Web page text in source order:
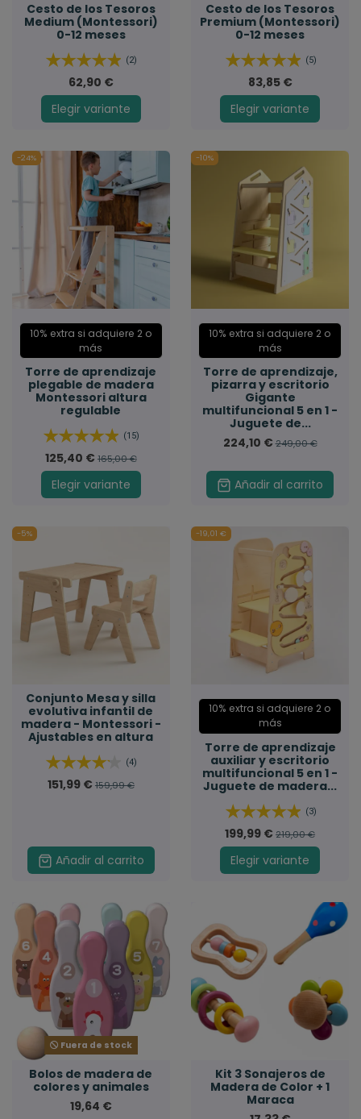
Cesto de los Tesoros
Medium (Montessori)
0-12 meses
(2)
62,90 €
Elegir variante
Cesto de los Tesoros
Premium (Montessori)
0-12 meses
(5)
83,85 €
Elegir variante
-24%
10% extra si adquiere 2 o
más
Torre de aprendizaje
plegable de madera
Montessori altura
regulable
(15)
125,40 € 165,00 €
Elegir variante
-10%
10% extra si adquiere 2 o
más
Torre de aprendizaje,
pizarra y escritorio
Gigante
multifuncional 5 en 1 -
Juguete de...
224,10 €249,00 €
Añadir al carrito
-5%
Conjunto Mesa y silla
evolutiva infantil de
madera - Montessori -
Ajustables en altura
(4)
151,99 € 159,99 €
Añadir al carrito
-19,01 €
10% extra si adquiere 2 o
más
Torre de aprendizaje
auxiliar y escritorio
multifuncional 5 en 1 -
Juguete de madera...
(3)
199,99 €219,00 €
Elegir variante
Fuera de stock
Bolos de madera de
colores y animales
19,64 €
Kit 3 Sonajeros de
Madera de Color + 1
Maraca